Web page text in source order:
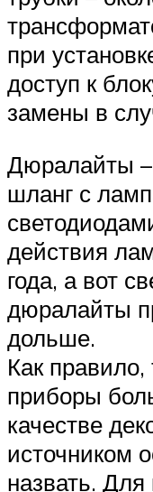
при
доступ к
замены в
Дюралайты –
шланг с
действия
года, а вот
дюралайты
дольше.
Как
приборы
качестве
источником
назвать.